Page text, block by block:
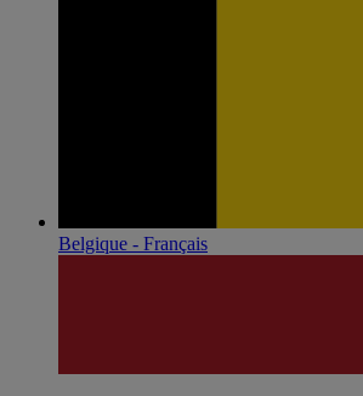
Belgique - Français